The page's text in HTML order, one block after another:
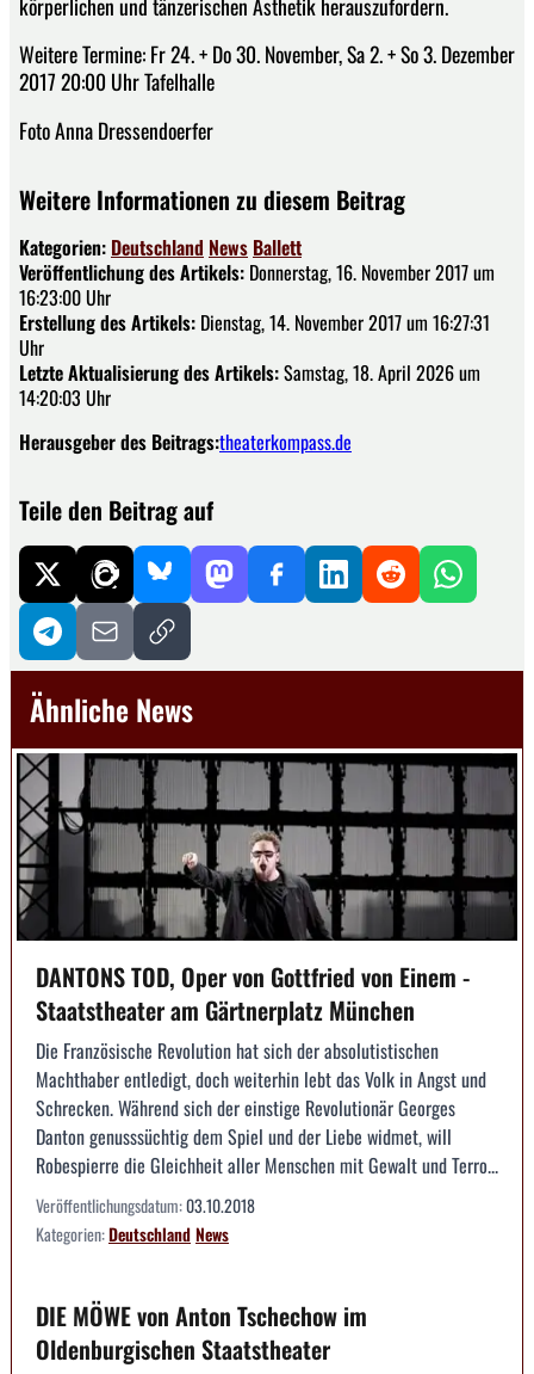
Weitere Termine: Fr 24. + Do 30. November, Sa 2. + So 3. Dezember
2017 20:00 Uhr Tafelhalle
Foto Anna Dressendoerfer
Weitere Informationen zu diesem Beitrag
Kategorien: Deutschland News Ballett
Veröffentlichung des Artikels: Donnerstag, 16. November 2017 um
16:23:00 Uhr
Erstellung des Artikels: Dienstag, 14. November 2017 um 16:27:31
Uhr
Letzte Aktualisierung des Artikels:Samstag, 18. April 2026 um
14:20:03 Uhr
Herausgeber des Beitrags:theaterkompass.de
Teile den Beitrag auf
Ähnliche News
DANTONS TOD, Oper von Gottfried von Einem -
Staatstheater am Gärtnerplatz München
Die Französische Revolution hat sich der absolutistischen
Machthaber entledigt, doch weiterhin lebt das Volk in Angst und
Schrecken. Während sich der einstige Revolutionär Georges
Danton genusssüchtig dem Spiel und der Liebe widmet, will
Robespierre die Gleichheit aller Menschen mit Gewalt und Terro...
Veröffentlichungsdatum:03.10.2018
Kategorien:DeutschlandNews
DIE MÖWE von Anton Tschechow im
Oldenburgischen Staatstheater